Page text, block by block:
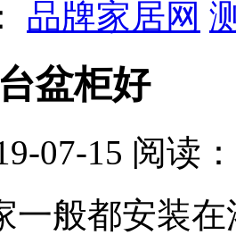
品牌家居网
盆柜好
07-15 阅读
一般都安装